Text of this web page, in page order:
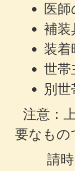
医師
補装
装
世帯
別
注意：
要なもの
請時は